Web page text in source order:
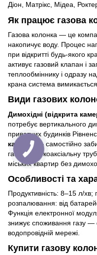
Діон, Матрікс, Мідеа,
Як працює газова
Газова колонка — це
накопичує воду. Процес
при відкритті будь-якого
активує газовий клапан і
теплообміннику і одразу
крана система вимикається.
Види газових
Димохідні (відкрита
потребує вертикального
приватних будинків
камера) — самостійно
гази через коаксіальну
міських квартир без
Особливості та
Продуктивність: 8–15 л/хв;
розпалювання: від
Функція електронної
знижує споживання газу —
водопровідній мережі.
Купити газову